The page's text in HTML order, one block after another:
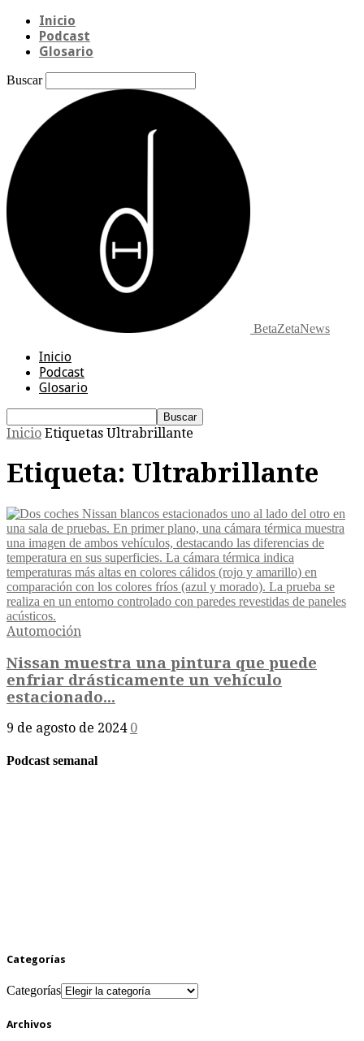
Inicio
Podcast
Glosario
Buscar
BetaZetaNews
Inicio
Podcast
Glosario
Inicio Etiquetas Ultrabrillante
Etiqueta: Ultrabrillante
Automoción
Nissan muestra una pintura que puede
enfriar drásticamente un vehículo
estacionado...
9 de agosto de 2024 0
Podcast semanal
Categorías
Categorías
Archivos